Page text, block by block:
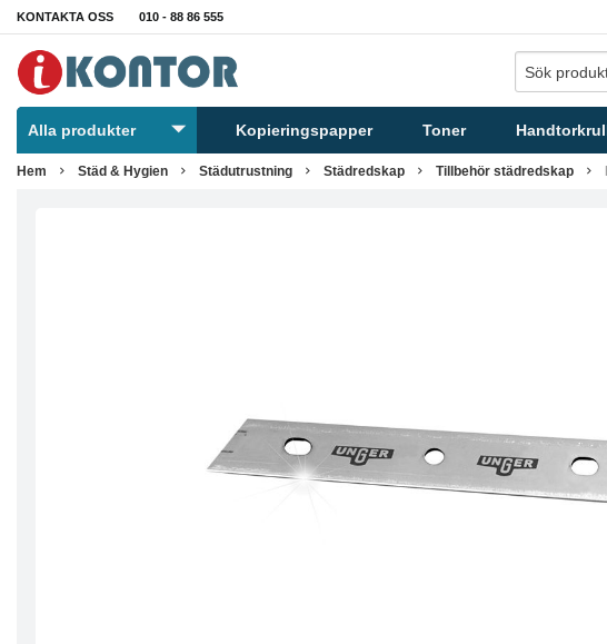
KONTAKTA OSS 010 - 88 86 555
Alla produkter Kopieringspapper Toner
Hem Städ & Hygien Städutrustning Städredskap Tillbehör städredskap